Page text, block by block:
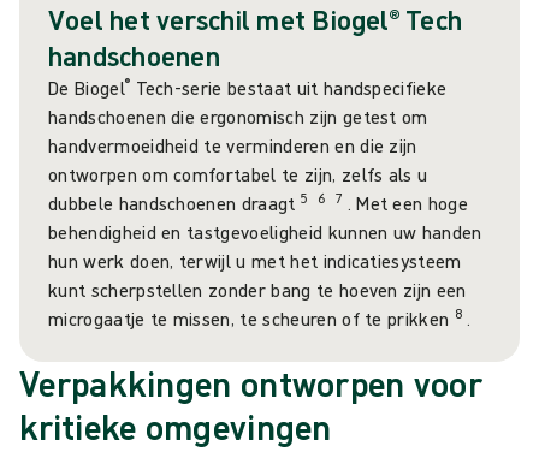
Voel het verschil met Biogel® Tech
handschoenen
De Biogel® Tech-serie bestaat uit handspecifieke
handschoenen die ergonomisch zijn getest om
handvermoeidheid te verminderen en die zijn
ontworpen om comfortabel te zijn, zelfs als u
dubbele handschoenen draagt 5 6 7 . Met een hoge
behendigheid en tastgevoeligheid kunnen uw handen
hun werk doen, terwijl u met het indicatiesysteem
kunt scherpstellen zonder bang te hoeven zijn een
microgaatje te missen, te scheuren of te prikken 8 .
Verpakkingen ontworpen voor
kritieke omgevingen